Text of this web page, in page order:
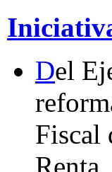
Del
Fiscal